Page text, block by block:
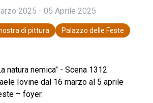
2025 - 05 Aprile 2025
di pittura
Palazzo delle Feste
natura nemica" - Scena 1312
Iovine dal 16 marzo al 5 aprile
– foyer.